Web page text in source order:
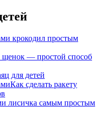
крокодил простым
— простой способ
для детей
Как сделать ракету
лисичка самым простым